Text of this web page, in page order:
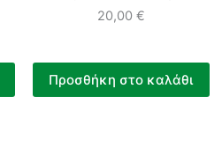
20,00 €
Προσθήκη στο καλάθι